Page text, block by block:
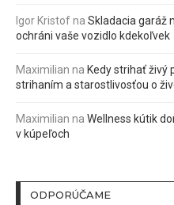
Igor Kristofna Skladacia garáž
ochráni vaše vozidlo kdekoľvek
Maximilian na Kedy strihať živý
strihaním a starostlivosťou o
Maximilian na Wellness kútik
v kúpeľoch
ODPORÚČAME